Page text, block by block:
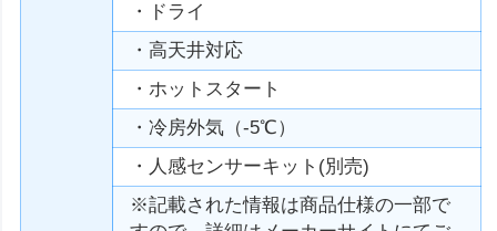
・ドライ
・高天井対応
・ホットスタート
・冷房外気（-5℃）
・人感センサーキット(別売)
※記載された情報は商品仕様の一部で